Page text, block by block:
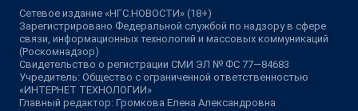
Сетевое издание «НГС.НОВОСТИ» (18+)
Зарегистрировано Федеральной службой по надзору в сфере
связи, информационных технологий и массовых коммуникаций
(Роскомнадзор)
Свидетельство о регистрации СМИ ЭЛ № ФС 77—84683
Учредитель: Общество с ограниченной ответственностью
«ИНТЕРНЕТ ТЕХНОЛОГИИ»
Главный редактор: Громкова Елена Александровна